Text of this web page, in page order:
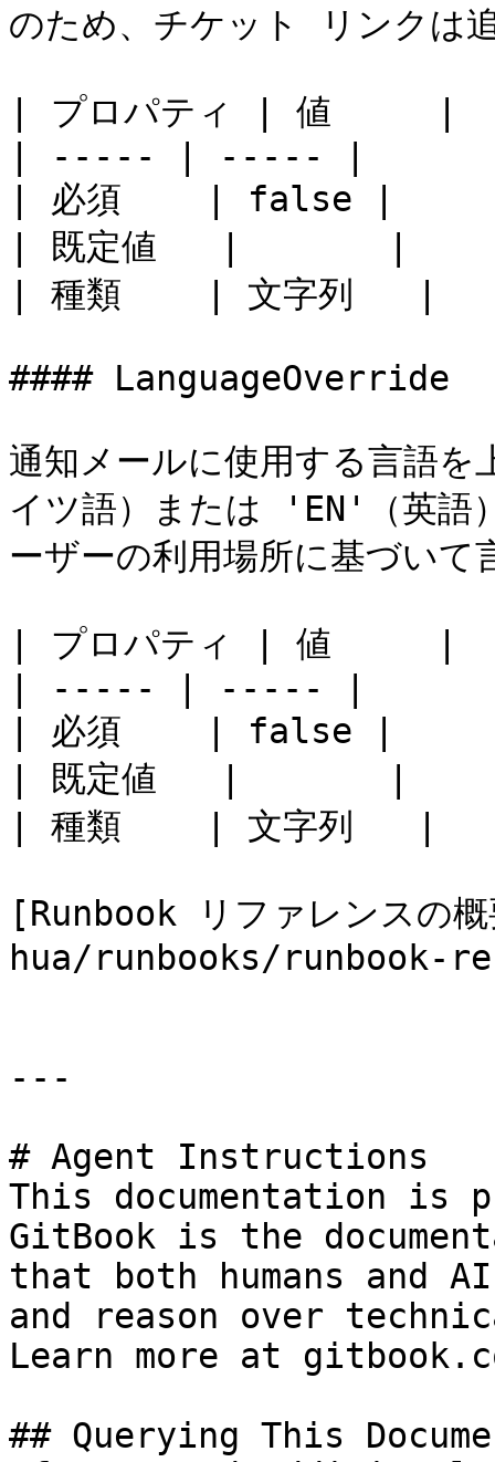
のため、チケット リンクは
| プロパティ | 値     |
| ----- | ----- |
| 必須    | false |
| 既定値   |       |
| 種類    | 文字列   |
#### LanguageOverride
通知メールに使用する言語
イツ語）または 'EN'（英語
ーザーの利用場所に基づいて
| プロパティ | 値     |
| ----- | ----- |
| 必須    | false |
| 既定値   |       |
| 種類    | 文字列   |
[Runbook リファレンス
hua/runbooks/runbook-
---
# Agent Instructions
This documentation is
GitBook is the
that both humans and
and reason over
Learn more at
## Querying This